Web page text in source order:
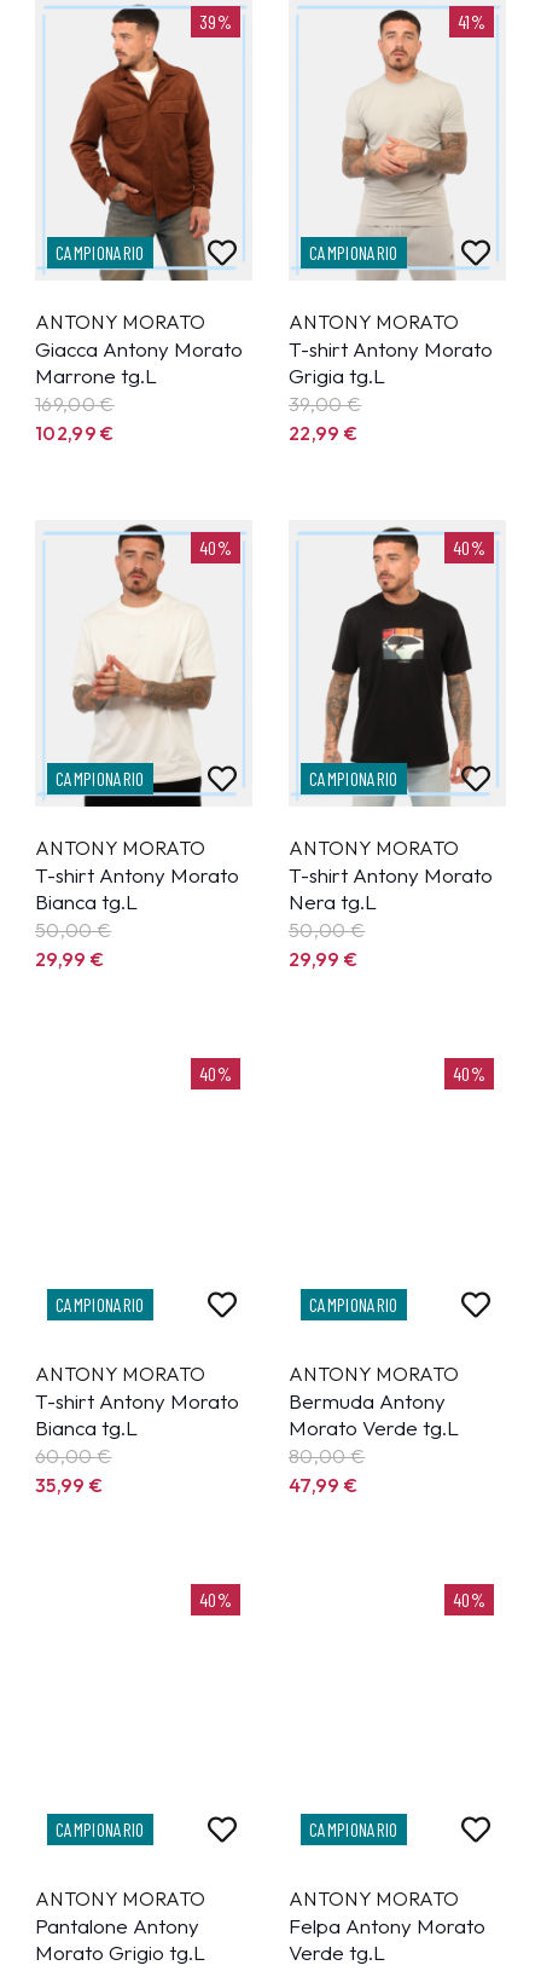
39%
CAMPIONARIO
ANTONY MORATO
Giacca Antony Morato
Marrone tg.L
169,00 €
102,99€
41%
CAMPIONARIO
ANTONY MORATO
T-shirt Antony Morato
Grigia tg.L
39,00 €
22,99€
40%
CAMPIONARIO
ANTONY MORATO
T-shirt Antony Morato
Bianca tg.L
50,00 €
29,99€
40%
CAMPIONARIO
ANTONY MORATO
T-shirt Antony Morato
Nera tg.L
50,00 €
29,99€
40%
CAMPIONARIO
ANTONY MORATO
T-shirt Antony Morato
Bianca tg.L
60,00 €
35,99€
40%
CAMPIONARIO
ANTONY MORATO
Bermuda Antony
Morato Verde tg.L
80,00 €
47,99€
40%
CAMPIONARIO
ANTONY MORATO
Pantalone Antony
Morato Grigio tg.L
40%
CAMPIONARIO
ANTONY MORATO
Felpa Antony Morato
Verde tg.L